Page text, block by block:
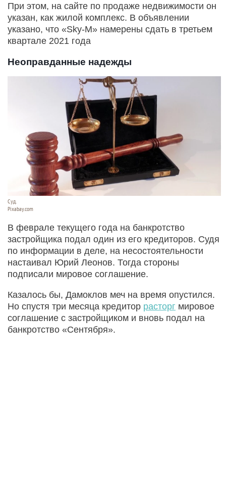
При этом, на сайте по продаже недвижимости он
указан, как жилой комплекс. В объявлении
указано, что «Sky-M» намерены сдать в третьем
квартале 2021 года
Неоправданные надежды
Суд.
Pixabay.com
В феврале текущего года на банкротство
застройщика подал один из его кредиторов. Судя
по информации в деле, на несостоятельности
настаивал Юрий Леонов. Тогда стороны
подписали мировое соглашение.
Казалось бы, Дамоклов меч на время опустился.
Но спустя три месяца кредитор расторг мировое
соглашение с застройщиком и вновь подал на
банкротство «Сентября».